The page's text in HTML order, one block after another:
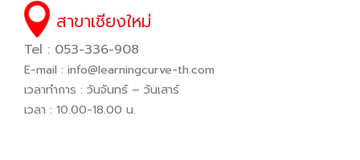
สาขาเชียงใหม่
Tel : 053-336-908
E-mail : info@learningcurve-th.com
เวลาทำการ : วันจันทร์ – วันเสาร์
เวลา : 10.00-18.00 น.